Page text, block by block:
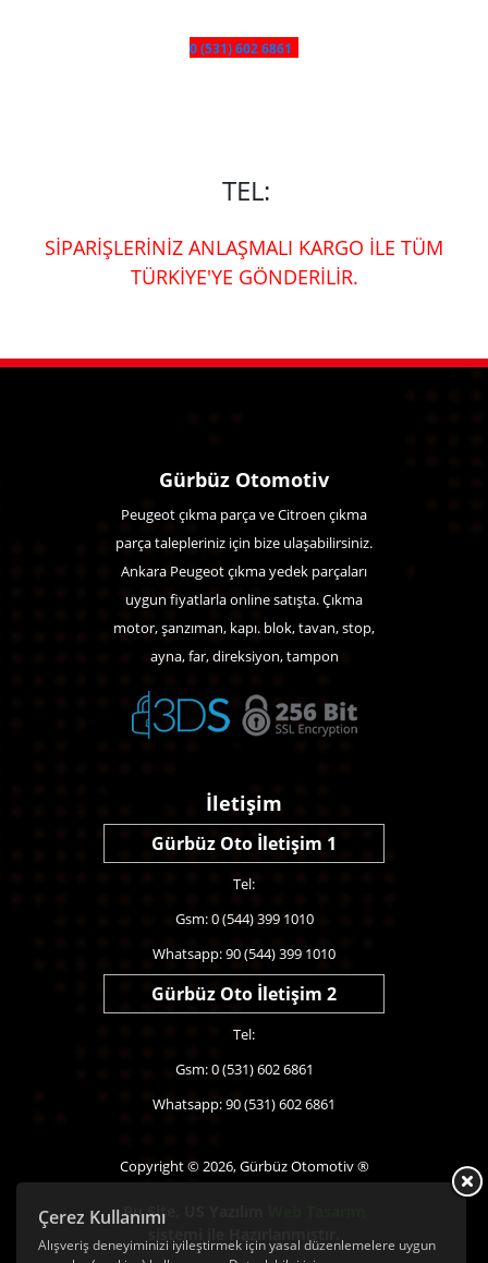
0 (531) 602 6861
TEL:
SİPARİŞLERİNİZ ANLAŞMALI KARGO İLE TÜM
TÜRKİYE'YE GÖNDERİLİR.
Çerez Kullanımı
Alışveriş deneyiminizi iyileştirmek için yasal düzenlemelere uygun
Gürbüz Otomotiv
Peugeot çıkma parça ve Citroen çıkma
parça talepleriniz için bize ulaşabilirsiniz.
Ankara Peugeot çıkma yedek parçaları
uygun fiyatlarla online satışta. Çıkma
motor, şanzıman, kapı. blok, tavan, stop,
ayna, far, direksiyon, tampon
İletişim
Gürbüz Oto İletişim 1
Tel:
Gsm: 0 (544) 399 1010
Whatsapp: 90 (544) 399 1010
Gürbüz Oto İletişim 2
Tel:
Gsm: 0 (531) 602 6861
Whatsapp: 90 (531) 602 6861
Copyright © 2026, Gürbüz Otomotiv ®
Bu Site,